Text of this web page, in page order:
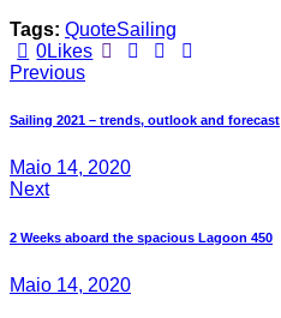
Tags: QuoteSailing
0Likes
Previous
Sailing 2021 – trends, outlook and forecast
Maio 14, 2020
Next
2 Weeks aboard the spacious Lagoon 450
Maio 14, 2020